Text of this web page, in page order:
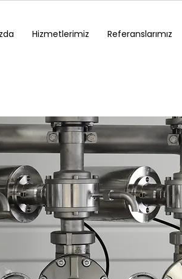
Hizmetlerimiz Referanslarımız